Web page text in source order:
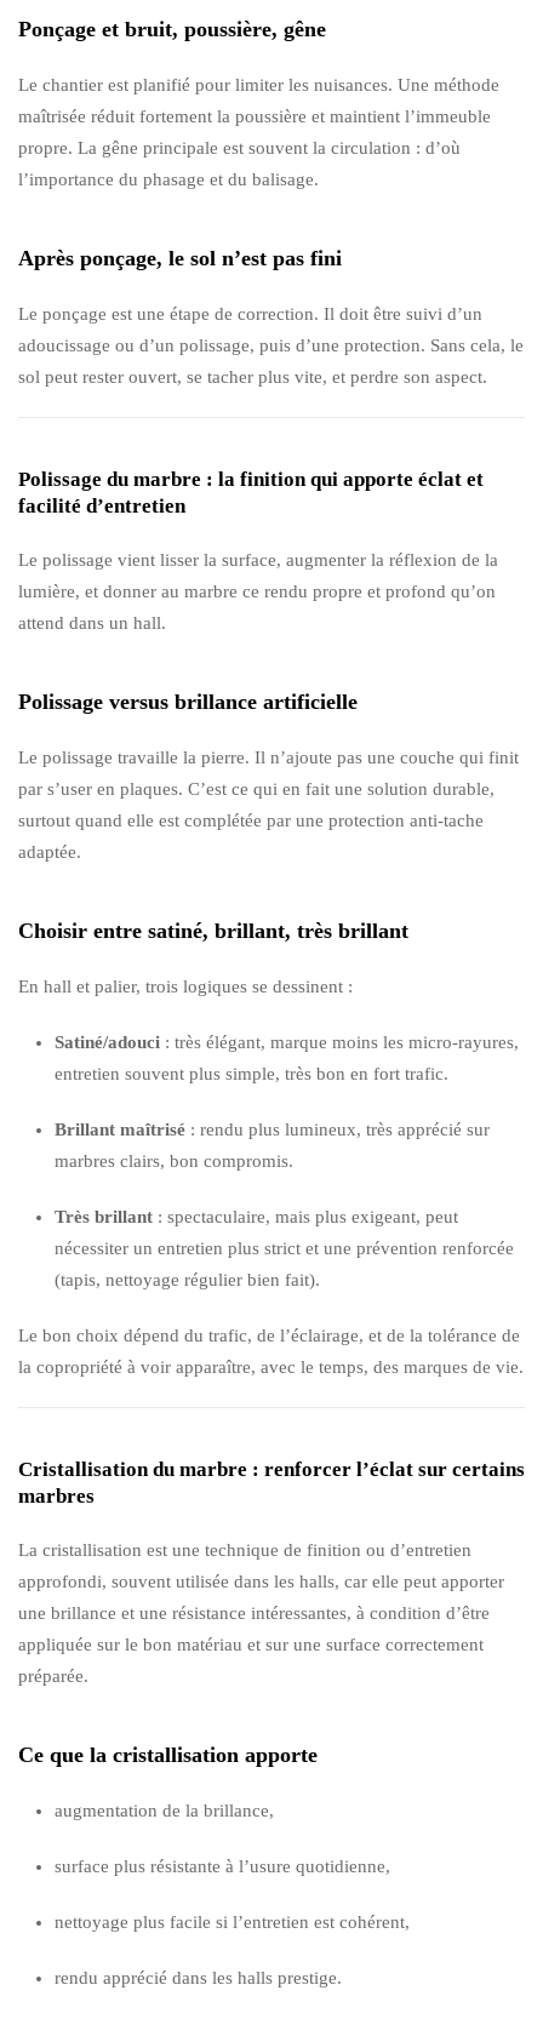
Ponçage et bruit, poussière, gêne
Le chantier est planifié pour limiter les nuisances. Une méthode
maîtrisée réduit fortement la poussière et maintient l’immeuble
propre. La gêne principale est souvent la circulation : d’où
l’importance du phasage et du balisage.
Après ponçage, le sol n’est pas fini
Le ponçage est une étape de correction. Il doit être suivi d’un
adoucissage ou d’un polissage, puis d’une protection. Sans cela, le
sol peut rester ouvert, se tacher plus vite, et perdre son aspect.
Polissage du marbre : la finition qui apporte éclat et
facilité d’entretien
Le polissage vient lisser la surface, augmenter la réflexion de la
lumière, et donner au marbre ce rendu propre et profond qu’on
attend dans un hall.
Polissage versus brillance artificielle
Le polissage travaille la pierre. Il n’ajoute pas une couche qui finit
par s’user en plaques. C’est ce qui en fait une solution durable,
surtout quand elle est complétée par une protection anti-tache
adaptée.
Choisir entre satiné, brillant, très brillant
En hall et palier, trois logiques se dessinent :
Satiné/adouci : très élégant, marque moins les micro-rayures,
entretien souvent plus simple, très bon en fort trafic.
Brillant maîtrisé : rendu plus lumineux, très apprécié sur
marbres clairs, bon compromis.
Très brillant : spectaculaire, mais plus exigeant, peut
nécessiter un entretien plus strict et une prévention renforcée
(tapis, nettoyage régulier bien fait).
Le bon choix dépend du trafic, de l’éclairage, et de la tolérance de
la copropriété à voir apparaître, avec le temps, des marques de vie.
Cristallisation du marbre : renforcer l’éclat sur certains
marbres
La cristallisation est une technique de finition ou d’entretien
approfondi, souvent utilisée dans les halls, car elle peut apporter
une brillance et une résistance intéressantes, à condition d’être
appliquée sur le bon matériau et sur une surface correctement
préparée.
Ce que la cristallisation apporte
augmentation de la brillance,
surface plus résistante à l’usure quotidienne,
nettoyage plus facile si l’entretien est cohérent,
rendu apprécié dans les halls prestige.